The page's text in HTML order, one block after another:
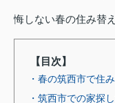
悔しない春の住み替
【目次】
・春の筑西市で住
・筑西市での家探